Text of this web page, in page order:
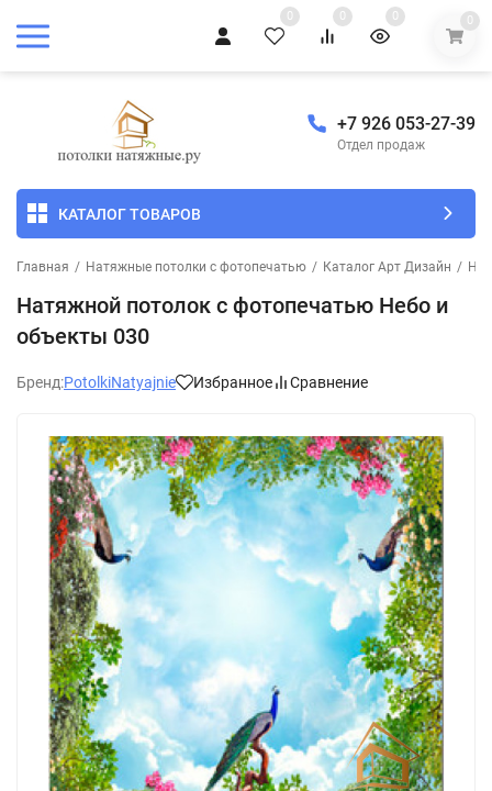
0 0 0 0
+7 926 053-27-39
Отдел продаж
КАТАЛОГ ТОВАРОВ
Главная / Натяжные потолки с фотопечатью / Каталог Арт Дизайн /
Натяжной потолок с фотопечатью Небо и
объекты 030
Бренд:PotolkiNatyajnie Избранное Сравнение